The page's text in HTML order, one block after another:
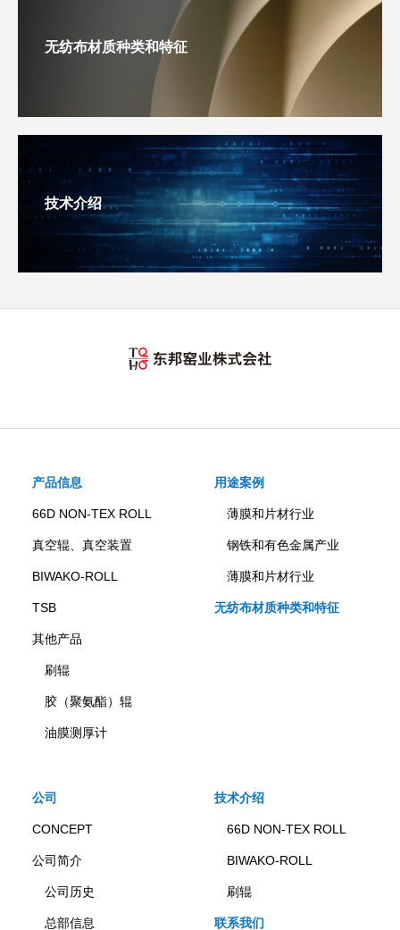
无纺布材质种类和特征
技术介绍
产品信息
66D NON-TEX ROLL
真空辊、真空装置
BIWAKO-ROLL
TSB
其他产品
刷辊
胶（聚氨酯）辊
油膜测厚计
用途案例
薄膜和片材行业
钢铁和有色金属产业
薄膜和片材行业
无纺布材质种类和特征
公司
CONCEPT
公司简介
公司历史
总部信息
技术介绍
66D NON-TEX ROLL
BIWAKO-ROLL
刷辊
联系我们